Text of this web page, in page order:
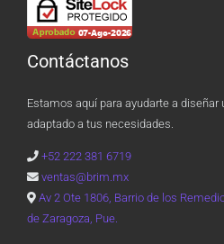
Contáctanos
Estamos aquí para ayudarte a
adaptado a tus necesidades.
+52 222 381 6719
ventas@brim.mx
Av 2 Ote 1806, Barrio de los
de Zaragoza, Pue.